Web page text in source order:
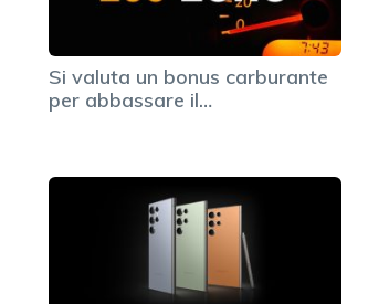
Si valuta un bonus carburante
per abbassare il…